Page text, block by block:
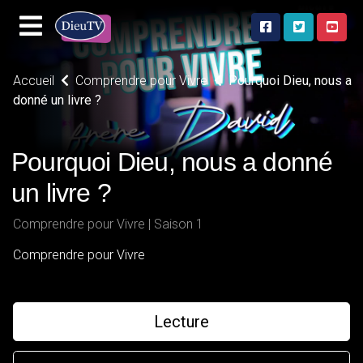
Accueil Comprendre pour Vivre
Pourquoi Dieu, nous a
donné un livre ?
Pourquoi Dieu, nous a donné
un livre ?
Comprendre pour Vivre | Saison 1
Comprendre pour Vivre
Lecture